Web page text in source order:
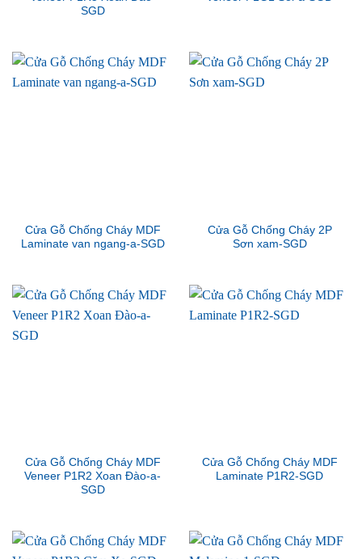
SGD
Cửa Gỗ Chống Cháy MDF
Laminate van ngang-a-SGD
Cửa Gỗ Chống Cháy 2P
Sơn xam-SGD
Cửa Gỗ Chống Cháy MDF
Veneer P1R2 Xoan Đào-a-
SGD
Cửa Gỗ Chống Cháy MDF
Laminate P1R2-SGD